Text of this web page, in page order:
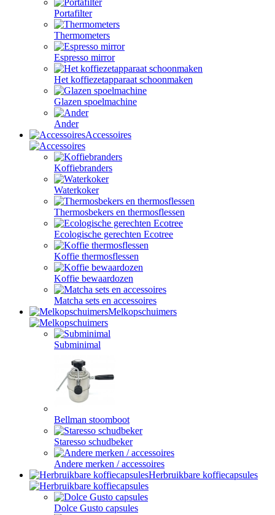
Portafilter
Thermometers
Espresso mirror
Het koffiezetapparaat schoonmaken
Glazen spoelmachine
Ander
Accessoires
Koffiebranders
Waterkoker
Thermosbekers en thermosflessen
Ecologische gerechten Ecotree
Koffie thermosflessen
Koffie bewaardozen
Matcha sets en accessoires
Melkopschuimers
Subminimal
Bellman stoomboot
Staresso schudbeker
Andere merken / accessoires
Herbruikbare koffiecapsules
Dolce Gusto capsules